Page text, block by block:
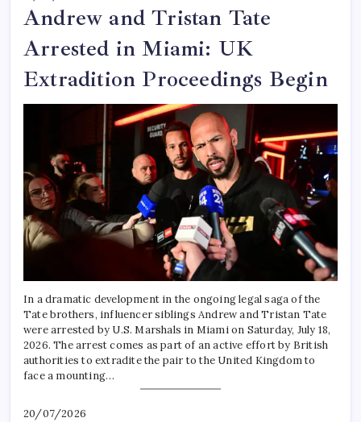
Andrew and Tristan Tate
Arrested in Miami: UK
Extradition Proceedings Begin
In a dramatic development in the ongoing legal saga of the
Tate brothers, influencer siblings Andrew and Tristan Tate
were arrested by U.S. Marshals in Miami on Saturday, July 18,
2026. The arrest comes as part of an active effort by British
authorities to extradite the pair to the United Kingdom to
face a mounting…
20/07/2026